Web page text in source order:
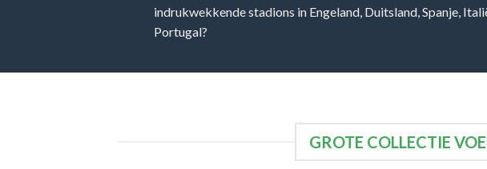
indrukwekkende stadions in Engeland, Duitsland, Spanje,
Portugal?
GROTE COLLECTIE